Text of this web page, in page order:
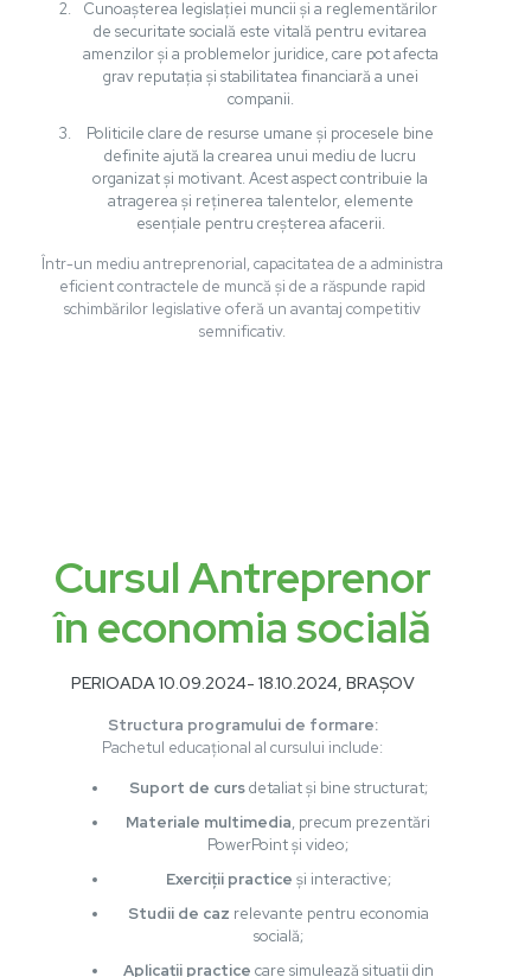
Cunoașterea legislației muncii și a reglementărilor
de securitate socială este vitală pentru evitarea
amenzilor și a problemelor juridice, care pot afecta
grav reputația și stabilitatea financiară a unei
companii.
Politicile clare de resurse umane și procesele bine
definite ajută la crearea unui mediu de lucru
organizat și motivant. Acest aspect contribuie la
atragerea și reținerea talentelor, elemente
esențiale pentru creșterea afacerii.
Într-un mediu antreprenorial, capacitatea de a administra
eficient contractele de muncă și de a răspunde rapid
schimbărilor legislative oferă un avantaj competitiv
semnificativ.
Cursul Antreprenor
în economia socială
PERIOADA 10.09.2024- 18.10.2024, BRAȘOV
Structura programului de formare:
Pachetul educațional al cursului include:
Suport de cursdetaliat și bine structurat;
Materiale multimedia, precum prezentări
PowerPoint și video;
Exerciții practice și interactive;
Studii de caz relevante pentru economia
socială;
Aplicații practice care simulează situații din